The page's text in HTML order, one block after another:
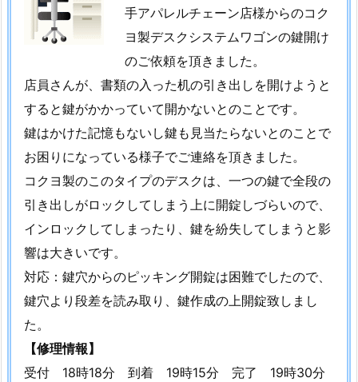
証
賠
償
責
任
加
く
て
安
の
鍵
手アパレルチェーン店様からのコク
ヨ製デスクシステムワゴンの鍵開け
のご依頼を頂きました。
店員さんが、書類の入った机の引き出しを開けようと
すると鍵がかかっていて開かないとのことです。
鍵はかけた記憶もないし鍵も見当たらないとのことで
お困りになっている様子でご連絡を頂きました。
コクヨ製のこのタイプのデスクは、一つの鍵で全段の
引き出しがロックしてしまう上に開錠しづらいので、
インロックしてしまったり、鍵を紛失してしまうと影
響は大きいです。
対応：鍵穴からのピッキング開錠は困難でしたので、
鍵穴より段差を読み取り、鍵作成の上開錠致しまし
た。
【修理情報】
受付 18時18分 到着 19時15分 完了 19時30分